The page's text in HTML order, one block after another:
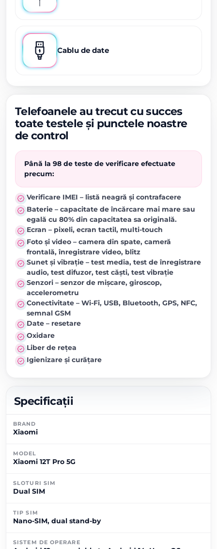
Cablu de date
Telefoanele au trecut cu succes
toate testele și punctele noastre
de control
Până la 98 de teste de verificare efectuate
precum:
Verificare IMEI – listă neagră și contrafacere
Baterie – capacitate de încărcare mai mare sau
egală cu 80% din capacitatea sa originală.
Ecran – pixeli, ecran tactil, multi-touch
Foto și video – camera din spate, cameră
frontală, înregistrare video, blitz
Sunet și vibrație – test media, test de înregistrare
audio, test difuzor, test căști, test vibrație
Senzori – senzor de mișcare, giroscop,
accelerometru
Conectivitate – Wi-Fi, USB, Bluetooth, GPS, NFC,
semnal GSM
Date – resetare
Oxidare
Liber de rețea
Igienizare și curățare
Specificații
BRAND
Xiaomi
MODEL
Xiaomi 12T Pro 5G
SLOTURI SIM
Dual SIM
TIP SIM
Nano-SIM, dual stand-by
SISTEM DE OPERARE